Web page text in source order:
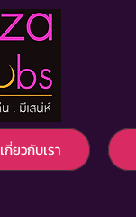
เกี่ยวกับเรา